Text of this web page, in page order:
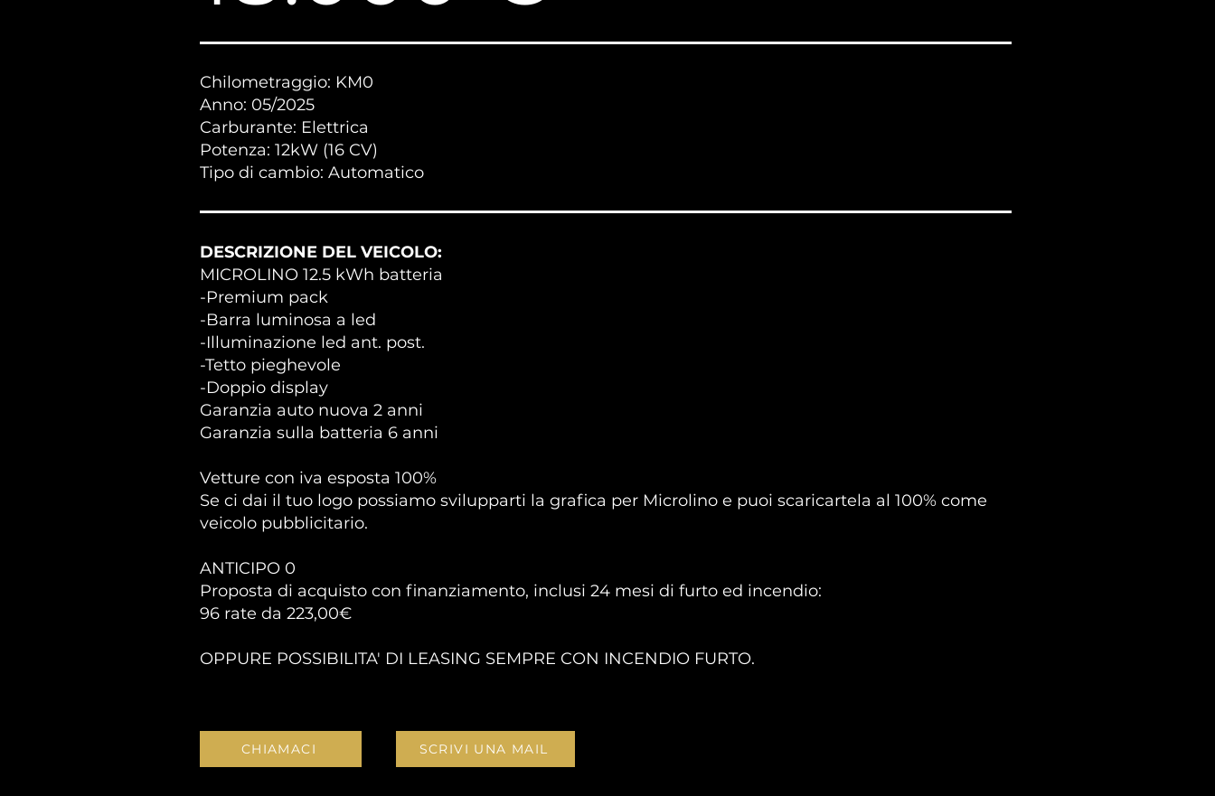
Chilometraggio: KM0
Anno: 05/2025
Carburante: Elettrica
Potenza: 12kW (16 CV)
Tipo di cambio: Automatico
DESCRIZIONE DEL VEICOLO:
MICROLINO 12.5 kWh batteria
-Premium pack
-Barra luminosa a led
-Illuminazione led ant. post.
-Tetto pieghevole
-Doppio display
Garanzia auto nuova 2 anni
Garanzia sulla batteria 6 anni
Vetture con iva esposta 100%
Se ci dai il tuo logo possiamo svilupparti la grafica per Microlino e puoi scaricartela al 100% come
veicolo pubblicitario.
ANTICIPO 0
Proposta di acquisto con finanziamento, inclusi 24 mesi di furto ed incendio:
96 rate da 223,00€
OPPURE POSSIBILITA' DI LEASING SEMPRE CON INCENDIO FURTO.
CHIAMACI SCRIVI UNA MAIL